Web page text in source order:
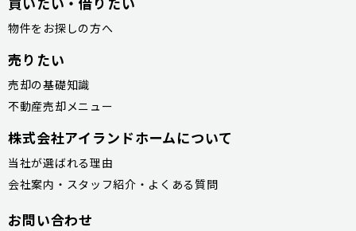
物件をお探しの方へ
売りたい
売却の基礎知識
不動産売却メニュー
株式会社アイランドホームについて
当社が選ばれる理由
会社案内・スタッフ紹介・よくある質問
お問い合わせ